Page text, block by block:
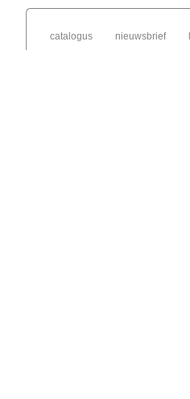
catalogus nieuwsbrief